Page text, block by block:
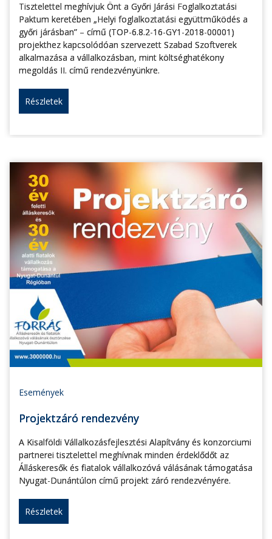
Tisztelettel meghívjuk Önt a Győri Járási Foglalkoztatási
Paktum keretében „Helyi foglalkoztatási együttműködés a
győri járásban” – című (TOP-6.8.2-16-GY1-2018-00001)
projekthez kapcsolódóan szervezett Szabad Szoftverek
alkalmazása a vállalkozásban, mint költséghatékony
megoldás II. című rendezvényünkre.
Részletek
Események
Projektzáró rendezvény
A Kisalföldi Vállalkozásfejlesztési Alapítvány és konzorciumi
partnerei tisztelettel meghívnak minden érdeklődőt az
Álláskeresők és fiatalok vállalkozóvá válásának támogatása
Nyugat-Dunántúlon című projekt záró rendezvényére.
Részletek